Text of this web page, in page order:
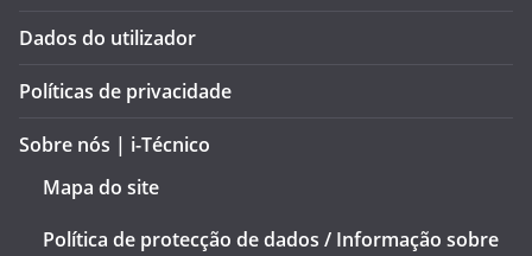
Dados do utilizador
Políticas de privacidade
Sobre nós | i-Técnico
Mapa do site
Política de protecção de dados / Informação sobre